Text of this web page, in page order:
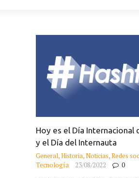
Hoy es el Día Internacional
y el Día del Internauta
General,Historia,Noticias,Redes
Tecnología
23/08/2022 0